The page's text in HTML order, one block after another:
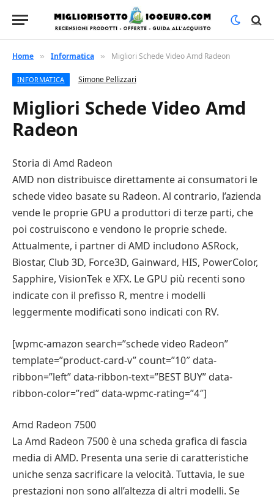
Home » Informatica » Migliori Schede Video Amd Radeon
INFORMATICA Simone Pellizzari
Migliori Schede Video Amd
Radeon
Storia di Amd Radeon
AMD non distribuisce direttamente ai consumatori le
schede video basate su Radeon. Al contrario, l’azienda
vende le proprie GPU a produttori di terze parti, che
poi costruiscono e vendono le proprie schede.
Attualmente, i partner di AMD includono ASRock,
Biostar, Club 3D, Force3D, Gainward, HIS, PowerColor,
Sapphire, VisionTek e XFX. Le GPU più recenti sono
indicate con il prefisso R, mentre i modelli
leggermente modificati sono indicati con RV.
[wpmc-amazon search=”schede video Radeon”
template=”product-card-v” count=”10″ data-
ribbon=”left” data-ribbon-text=”BEST BUY” data-
ribbon-color=”red” data-wpmc-rating=”4″]
Amd Radeon 7500
La Amd Radeon 7500 è una scheda grafica di fascia
media di AMD. Presenta una serie di caratteristiche
uniche senza sacrificare la velocità. Tuttavia, le sue
prestazioni non sono all’altezza di altri modelli. Se